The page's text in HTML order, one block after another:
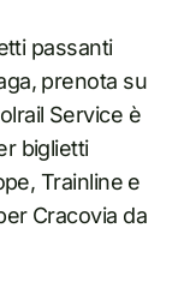
passanti
prenota su
Service è
biglietti
Trainline e
Cracovia da